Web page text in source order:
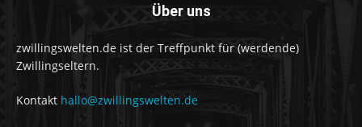
Über uns
zwillingswelten.de ist der Treffpunkt für (werdende)
Zwillingseltern.
Kontakt hallo@zwillingswelten.de